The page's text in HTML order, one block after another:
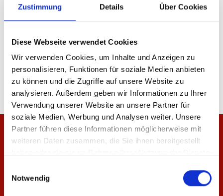
Zustimmung Details Über Cookies
Diese Webseite verwendet Cookies
Wir verwenden Cookies, um Inhalte und Anzeigen zu
personalisieren, Funktionen für soziale Medien anbieten
zu können und die Zugriffe auf unsere Website zu
analysieren. Außerdem geben wir Informationen zu Ihrer
Verwendung unserer Website an unsere Partner für
soziale Medien, Werbung und Analysen weiter. Unsere
Partner führen diese Informationen möglicherweise mit
weiteren Daten zusammen, die Sie ihnen bereitgestellt
Notwendig
IN DEN WARENKORB
Produktdetails